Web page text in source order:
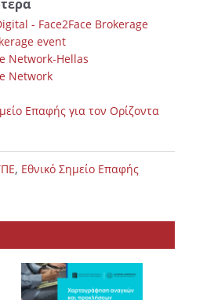
- Face2Face Brokerage
event
Network-Hellas
Network
Επαφής για τον Ορίζοντα
, Εθνικό Σημείο Επαφής